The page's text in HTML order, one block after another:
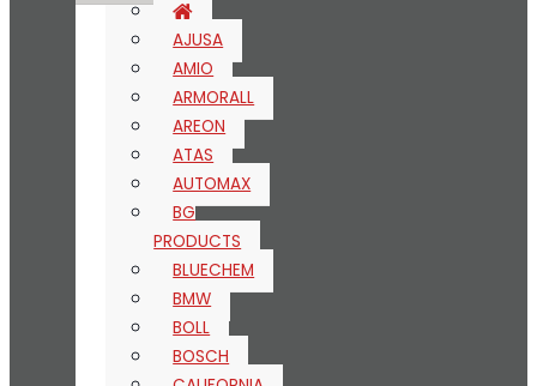
AJUSA
AMIO
ARMORALL
AREON
ATAS
AUTOMAX
BG
PRODUCTS
BLUECHEM
BMW
BOLL
BOSCH